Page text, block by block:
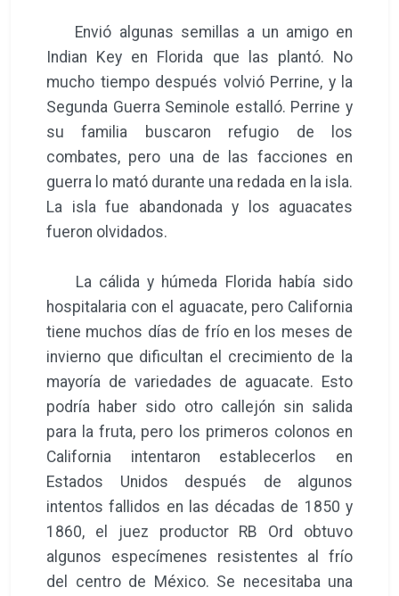
Envió algunas semillas a un amigo en
Indian Key en Florida que las plantó. No
mucho tiempo después volvió Perrine, y la
Segunda Guerra Seminole estalló. Perrine y
su familia buscaron refugio de los
combates, pero una de las facciones en
guerra lo mató durante una redada en la isla.
La isla fue abandonada y los aguacates
fueron olvidados.
La cálida y húmeda Florida había sido
hospitalaria con el aguacate, pero California
tiene muchos días de frío en los meses de
invierno que dificultan el crecimiento de la
mayoría de variedades de aguacate. Esto
podría haber sido otro callejón sin salida
para la fruta, pero los primeros colonos en
California intentaron establecerlos en
Estados Unidos después de algunos
intentos fallidos en las décadas de 1850 y
1860, el juez productor RB Ord obtuvo
algunos especímenes resistentes al frío
del centro de México. Se necesitaba una